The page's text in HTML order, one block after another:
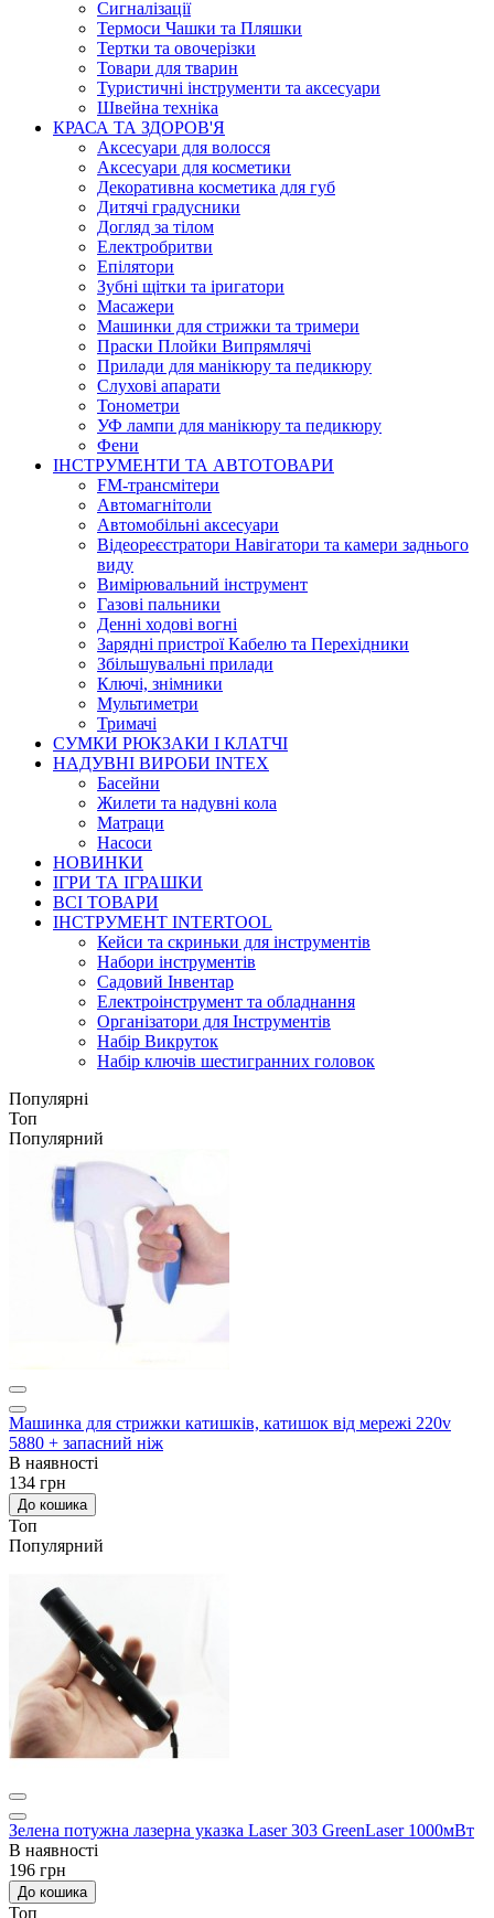
Сигналізації
Термоси Чашки та Пляшки
Тертки та овочерізки
Товари для тварин
Туристичні інструменти та аксесуари
Швейна техніка
КРАСА ТА ЗДОРОВ'Я
Аксесуари для волосся
Аксесуари для косметики
Декоративна косметика для губ
Дитячі градусники
Догляд за тілом
Електробритви
Епілятори
Зубні щітки та іригатори
Масажери
Машинки для стрижки та тримери
Праски Плойки Випрямлячі
Прилади для манікюру та педикюру
Слухові апарати
Тонометри
УФ лампи для манікюру та педикюру
Фени
ІНСТРУМЕНТИ ТА АВТОТОВАРИ
FM-трансмітери
Автомагнітоли
Автомобільні аксесуари
Відеореєстратори Навігатори та камери заднього
виду
Вимірювальний інструмент
Газові пальники
Денні ходові вогні
Зарядні пристрої Кабелю та Перехідники
Збільшувальні прилади
Ключі, знімники
Мультиметри
Тримачі
СУМКИ РЮКЗАКИ І КЛАТЧІ
НАДУВНІ ВИРОБИ INTEX
Басейни
Жилети та надувні кола
Матраци
Насоси
НОВИНКИ
ІГРИ ТА ІГРАШКИ
ВСІ ТОВАРИ
ІНСТРУМЕНТ INTERTOOL
Кейси та скриньки для інструментів
Набори інструментів
Садовий Інвентар
Електроінструмент та обладнання
Організатори для Інструментів
Набір Викруток
Набір ключів шестигранних головок
Популярні
Топ
Популярний
Машинка для стрижки катишків, катишок від мережі 220v
5880 + запасний ніж
В наявності
134 грн
До кошика
Топ
Популярний
Зелена потужна лазерна указка Laser 303 GreenLaser 1000мВт
В наявності
196 грн
До кошика
Топ